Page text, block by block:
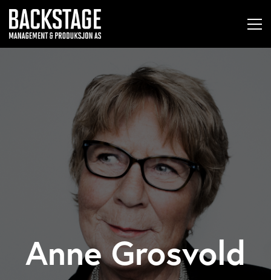
Anne Grosvold